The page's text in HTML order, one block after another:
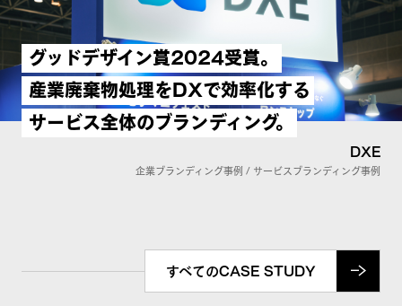
グッドデザイン賞2024受賞。
産業廃棄物処理をDXで効率化する
サービス全体のブランディング。
DXE
企業ブランディング事例 / サービスブランディング事例
すべてのCASE STUDY